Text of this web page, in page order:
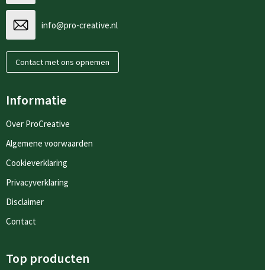
info@pro-creative.nl
Contact met ons opnemen
Informatie
Over ProCreative
Algemene voorwaarden
Cookieverklaring
Privacyverklaring
Disclaimer
Contact
Top producten